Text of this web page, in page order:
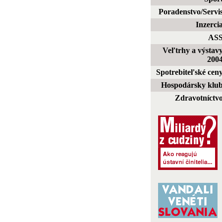
Poradenstvo/
Inzercia
Veľtrhy a
Spotrebiteľské
Hospodársky